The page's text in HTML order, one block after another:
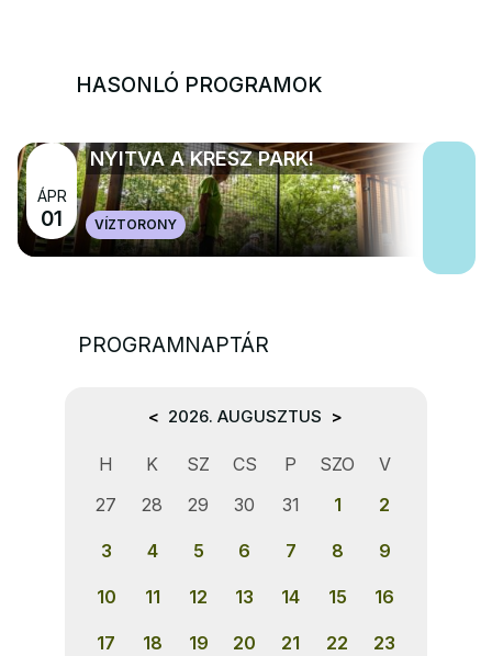
HASONLÓ PROGRAMOK
ÁPR
01
NYITVA A KRESZ PARK!
VÍZTORONY
PROGRAMNAPTÁR
< 2026. AUGUSZTUS >
H K SZ CS P SZO
V
27
28 29 30 31 1 2
3 4 5 6 7 8 9
10 11 12 13 14 15 16
17 18 19 20 21 22 23